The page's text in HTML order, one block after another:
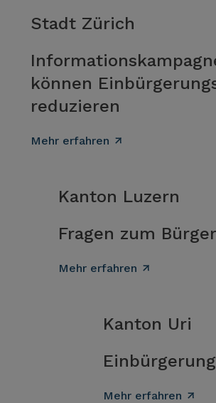
Stadt Zürich
können
reduzieren
Mehr erfahren
Kanton Luzern
Fragen zum
Mehr erfahren
Kanton Uri
Einbürgerung
Mehr erfahren